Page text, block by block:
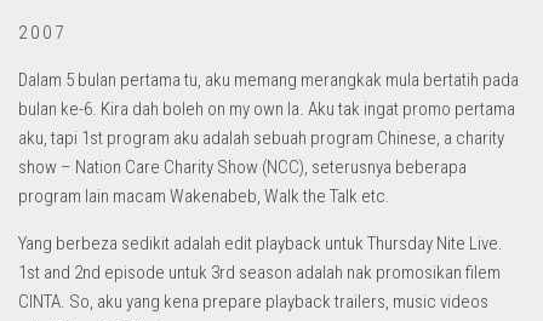
2 0 0 7
Dalam 5 bulan pertama tu, aku memang merangkak mula bertatih pada
bulan ke-6. Kira dah boleh on my own la. Aku tak ingat promo pertama
aku, tapi 1st program aku adalah sebuah program Chinese, a charity
show – Nation Care Charity Show (NCC), seterusnya beberapa
program lain macam Wakenabeb, Walk the Talk etc.
Yang berbeza sedikit adalah edit playback untuk Thursday Nite Live.
1st and 2nd episode untuk 3rd season adalah nak promosikan filem
CINTA. So, aku yang kena prepare playback trailers, music videos